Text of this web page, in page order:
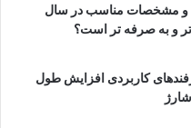
و مشخصات مناسب در سال
باتری آیفون های ۲۰۲۵ و ترفندهای کاربردی افزایش طول